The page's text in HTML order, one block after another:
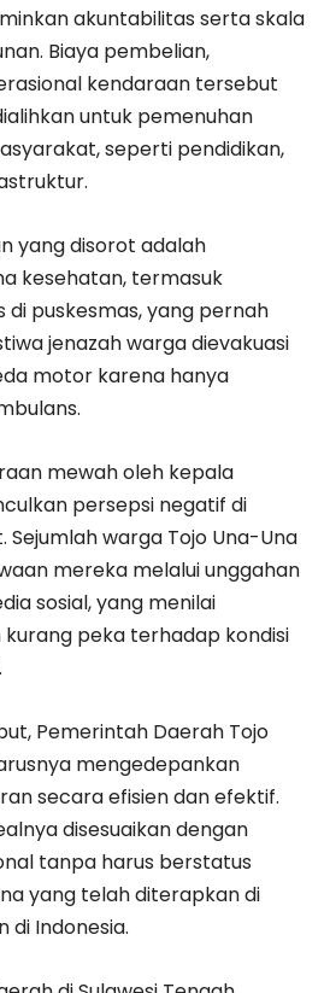
akuntabilitas serta skala
Biaya pembelian,
kendaraan tersebut
untuk pemenuhan
seperti pendidikan,
yang disorot adalah
kesehatan, termasuk
di puskesmas, yang pernah
jenazah warga dievakuasi
motor karena hanya
mewah oleh kepala
persepsi negatif di
warga Tojo Una-Una
mereka melalui unggahan
sosial, yang menilai
peka terhadap kondisi
Pemerintah Daerah Tojo
mengedepankan
secara efisien dan efektif.
disesuaikan dengan
tanpa harus berstatus
yang telah diterapkan di
di Indonesia.